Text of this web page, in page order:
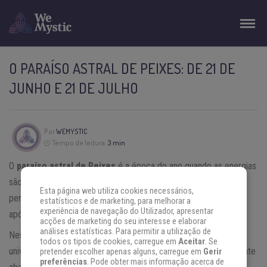
O PARAÍSO ASTRAL DE PEIXES: DE 21 DE
JUNHO E 21 DE JULHO
PorWEMYSTIC
Tempo de leitura: 3 min
O paraíso astral de Peixesé a época do ano quando as energias
são mais elevadas e os desenvolvimentos positivos estão mais
perto de nós. Oparaíso astralde Peixes ocorre na quinta casa
após o nossoaniversário.
Nesta fase, é vital estar conectado às melhores energias do
universo, porque o nosso campo de energia astral está totalmente
Esta página web utiliza cookies necessários,
estatísticos e de marketing, para melhorar a
experiência de navegação do Utilizador, apresentar
acções de marketing do seu interesse e elaborar
análises estatísticas. Para permitir a utilização de
todos os tipos de cookies, carregue em Aceitar. Se
pretender escolher apenas alguns, carregue em Gerir
preferências. Pode obter mais informação acerca de